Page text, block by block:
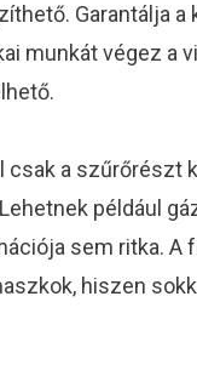
Garantálja
munkát végez a
a szűrőrészt
például
sem ritka. A
hiszen